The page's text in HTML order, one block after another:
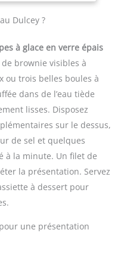
dans votre poche
un transport facile.
! TempPro
la même
la même
opérationnelle
mêmes produits
; vous
donc recevoir un
de marque
ou TempPro.
de cuisine
pour lire la
de chaleur ;
on/off
la sonde du
s'ouvre ou
la sonde. Si le
alimentaire
pas utilisé pendant
il s'éteint
pour
l'énergie
FINE ET EXTRA-
et bouton
pratique pour
et un
rapide des
Compact et
pour un usage
: Léger, doté
câble de 1 mètre et
design compact, ce
est facile à ranger
pour toutes vos
de cuisine.
li> </ul>
Dulcey ?
à glace en verre épais
brownie visibles à
ou trois belles boules à
dans de l’eau tiède
lisses. Disposez
sur le dessus,
de sel et quelques
à la minute. Un filet de
la présentation. Servez
à dessert pour
une présentation